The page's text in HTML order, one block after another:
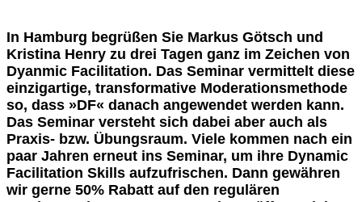
In Hamburg begrüßen Sie Markus Götsch und
Kristina Henry zu drei Tagen ganz im Zeichen von
Dyanmic Facilitation. Das Seminar vermittelt diese
einzigartige, transformative Moderationsmethode
so, dass »DF« danach angewendet werden kann.
Das Seminar versteht sich dabei aber auch als
Praxis- bzw. Übungsraum. Viele kommen nach ein
paar Jahren erneut ins Seminar, um ihre Dynamic
Facilitation Skills aufzufrischen. Dann gewähren
wir gerne 50% Rabatt auf den regulären